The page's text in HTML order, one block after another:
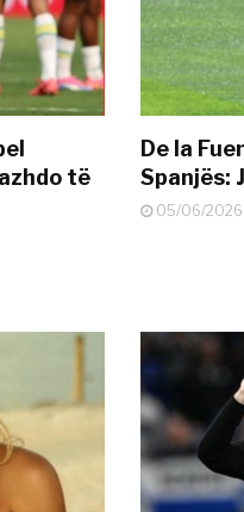
të
De la
Spanjës:
05/06/2026